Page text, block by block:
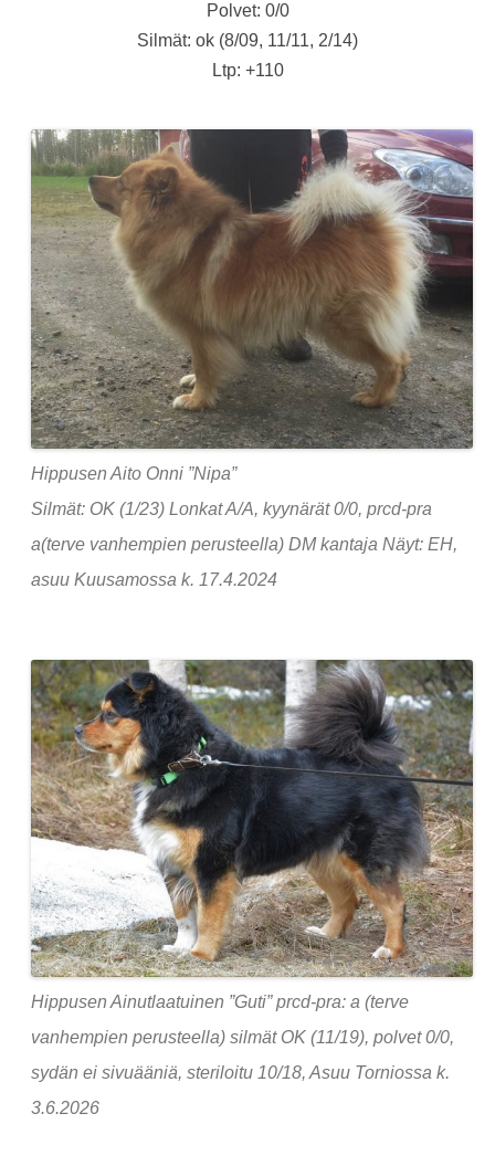
Polvet: 0/0
Silmät: ok (8/09, 11/11, 2/14)
Ltp: +110
Hippusen Aito Onni ”Nipa”
Silmät: OK (1/23) Lonkat A/A, kyynärät 0/0, prcd-pra
a(terve vanhempien perusteella) DM kantaja Näyt: EH,
asuu Kuusamossa k. 17.4.2024
Hippusen Ainutlaatuinen ”Guti” prcd-pra: a (terve
vanhempien perusteella) silmät OK (11/19), polvet 0/0,
sydän ei sivuääniä, steriloitu 10/18, Asuu Torniossa k.
3.6.2026